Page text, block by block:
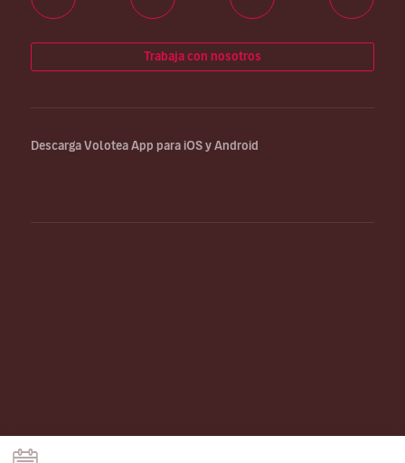
Trabaja con nosotros
Descarga Volotea App para iOS y Android